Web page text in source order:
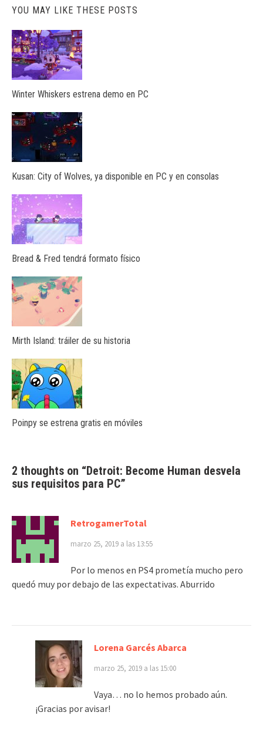
YOU MAY LIKE THESE POSTS
Winter Whiskers estrena demo en PC
Kusan: City of Wolves, ya disponible en PC y en consolas
Bread & Fred tendrá formato físico
Mirth Island: tráiler de su historia
Poinpy se estrena gratis en móviles
2 thoughts on “Detroit: Become Human desvela
sus requisitos para PC”
RetrogamerTotal
marzo 25, 2019 a las 13:55
Por lo menos en PS4 prometía mucho pero
quedó muy por debajo de las expectativas. Aburrido
Lorena Garcés Abarca
marzo 25, 2019 a las 15:00
Vaya… no lo hemos probado aún.
¡Gracias por avisar!